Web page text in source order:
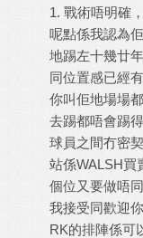
1. 戰術唔明確
呢點係我認為
地踢左十幾廿
同位置感已經有
你叫佢地場場
去踢都唔會踢
球員之間冇密
站係WALSH買
個位又要做唔
我接受同歡迎
RK的排陣係可